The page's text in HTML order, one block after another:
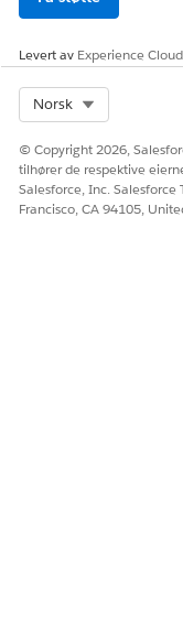
Levert av Experience Cloud
Norsk
© Copyright 2026,
tilhører de respektive
Salesforce, Inc. Salesforce
Francisco, CA 94105,